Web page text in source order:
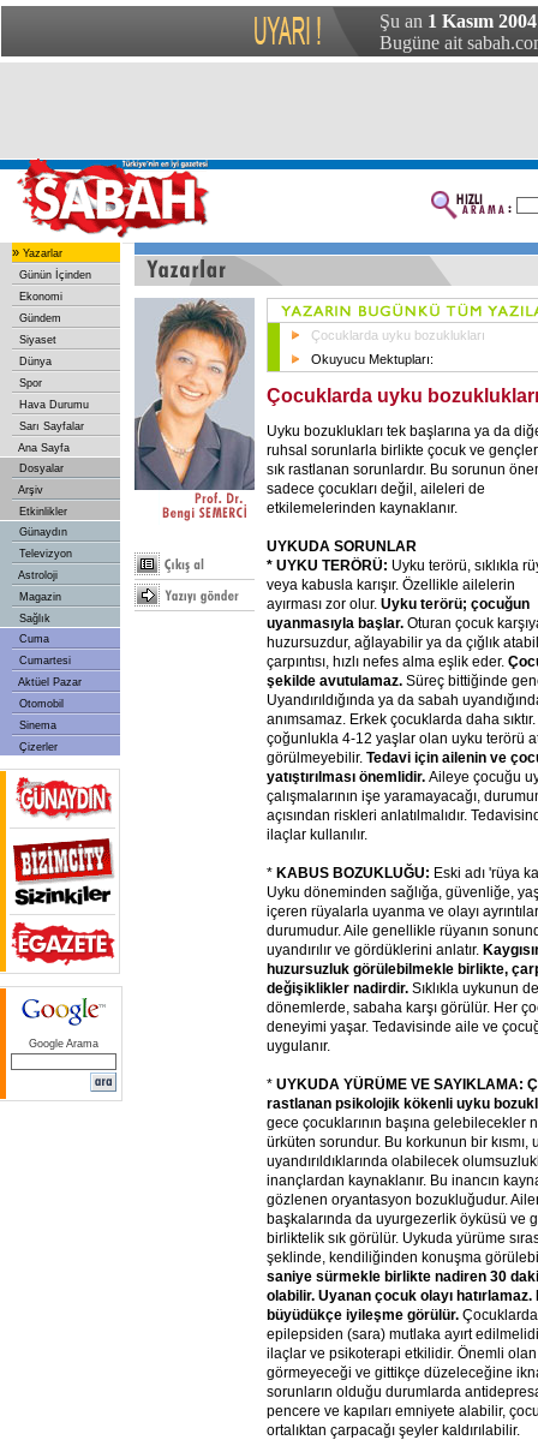
Şu an 1 Kasım
Bugüne ait
» Yazarlar
Günün İçinden
Ekonomi
Gündem
Siyaset
Dünya
Spor
Hava Durumu
Sarı Sayfalar
Ana Sayfa
Dosyalar
Arşiv
Etkinlikler
Günaydın
Televizyon
Astroloji
Magazin
Sağlık
Cuma
Cumartesi
Aktüel Pazar
Otomobil
Sinema
Çizerler
Google Arama
Çocuklarda uyku bozuklukları
Okuyucu Mektupları:
Çocuklarda uyku bozuklukları
Uyku bozuklukları tek başlarına ya da
ruhsal sorunlarla birlikte çocuk ve
sık rastlanan sorunlardır. Bu sorunun
sadece çocukları değil, aileleri de
etkilemelerinden kaynaklanır.
UYKUDA SORUNLAR
* UYKU TERÖRÜ: Uyku terörü, sıklıkla
veya kabusla karışır. Özellikle ailelerin
ayırması zor olur. Uyku terörü; çocuğun
uyanmasıyla başlar. Oturan çocuk
huzursuzdur, ağlayabilir ya da çığlık
çarpıntısı, hızlı nefes alma eşlik eder.
şekilde avutulamaz. Süreç bittiğinde
Uyandırıldığında ya da sabah
anımsamaz. Erkek çocuklarda daha
çoğunlukla 4-12 yaşlar olan uyku terörü
görülmeyebilir. Tedavi için ailenin ve
yatıştırılması önemlidir. Aileye çocuğu
çalışmalarının işe yaramayacağı,
açısından riskleri anlatılmalıdır.
ilaçlar kullanılır.
* KABUS BOZUKLUĞU: Eski adı 'rüya
Uyku döneminden sağlığa, güvenliğe,
içeren rüyalarla uyanma ve olayı
durumudur. Aile genellikle rüyanın
uyandırılır ve gördüklerini anlatır.
huzursuzluk görülebilmekle birlikte,
değişiklikler nadirdir. Sıklıkla uykunun
dönemlerde, sabaha karşı görülür. Her
deneyimi yaşar. Tedavisinde aile ve
uygulanır.
* UYKUDA YÜRÜME VE SAYIKLAMA:
rastlanan psikolojik kökenli uyku
gece çocuklarının başına gelebilecekler
ürküten sorundur. Bu korkunun bir kısmı,
uyandırıldıklarında olabilecek
inançlardan kaynaklanır. Bu inancın
gözlenen oryantasyon bozukluğudur.
başkalarında da uyurgezerlik öyküsü ve
birliktelik sık görülür. Uykuda yürüme
şeklinde, kendiliğinden konuşma
saniye sürmekle birlikte nadiren 30
olabilir. Uyanan çocuk olayı
büyüdükçe iyileşme görülür.
epilepsiden (sara) mutlaka ayırt
ilaçlar ve psikoterapi etkilidir. Önemli
görmeyeceği ve gittikçe düzeleceğine
sorunların olduğu durumlarda
pencere ve kapıları emniyete alabilir,
ortalıktan çarpacağı şeyler kaldırılabilir.